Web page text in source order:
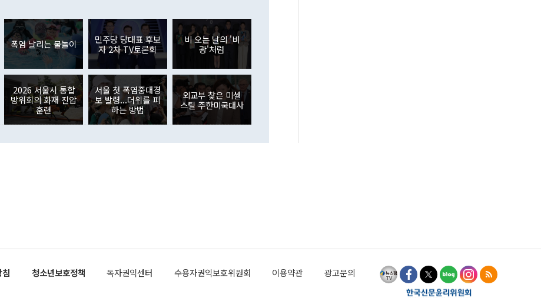
아 블라디보스토크에서 열리는 '동방경제포럼(EEF)'을 언급하
원에서 (참석을) 검토하고 있다"고 발언한 데 대해서도 조 장관
외교부의 몫"이라며 "아직 거기까지 진도가 나가지 않았다"고
장관이 이날 소개한 대북 구상과 설명은 정부 내 조율을 거치지
에서 문제가 있다. 특히 주적 표현 대체와 국호 사용, 9·19 군
, 4자회담 추진 등은 통일부 장관이 결정할 사안이 아니어서 월
적이 나오고 있다. 이 대통령은 정 장관의 업무보고를 듣고 난
무보고에 발표했다고 승인난 건 아니다"라고 재차 확인했다. 정
통은 "정 장관의 발언 내용은 대부분 국가안전보장회의(NSC)
된 사안이 아닌 정 장관의 개인적 생각에 가깝다"며 "안보 관
이 정부의 공식 정책이 아닌 사안을 추진하겠다고 업무보고를
의 면전에서 '국군통수권자가 나서야 한다'고 주장한 것은 심각
북한에 선비핵화를 공식적으로 요구한 적이 없기 때문이다. 지
으로 이뤄졌다. 1994년 북·미 제네바 기본합의는 핵시설 동결
월(369억9000만달러)을 넘어선 것이다. 직접투자에서는 내국
자가 80억1000만달러, 외국인의 국내투자가 46억3000만달러
다. 증권투자에서는 외국인의 국내 주식 매도세가 이어졌다. 외
내 주식 투자는 차익실현 매도 등의 영향으로 316억1000만달러
월(-310억5000만달러)에 이어 역대 최대 순매도 기록을 다시
외국인의 국내 채권투자는 세계국채지수(WGBI) 자금 유입에도
도래 영향으로 증가 폭이 줄어든 52억9000만달러를 기록했
해외 증권투자는 주식을 중심으로 35억6000만달러 증가했
폭염 날리는 물놀이
민주당 당대표 후보
자 2차 TV토론회
비 오는 날의 '비
광'처럼
2026 서울시 통합
방위회의 화재 진압
훈련
서울 첫 폭염중대경
보 발령...더위를 피
하는 방법
외교부 찾은 미셸
스틸 주한미국대사
청소년보호정책 독자권익센터 수용자권익보호위원회 이용약관 광고문의